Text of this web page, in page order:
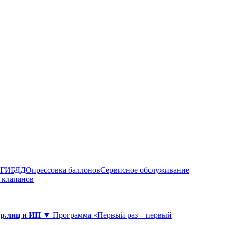
ГИБДДОпрессовка баллоновСервисное обслуживание
и ИП ▼ Программа «Первый раз – первый